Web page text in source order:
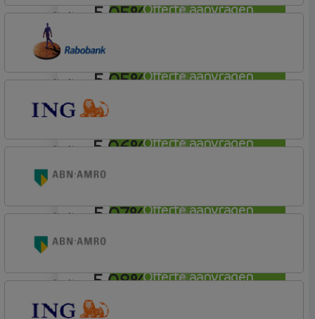
Offerte aanvragen
5,05%
Offerte aanvragen
annuiteit
5,05%
Offerte aanvragen
Nationale-Nederlanden Bank
Nationale Nederlanden
annuiteit
5,06%
Offerte aanvragen
Basisvoorwaarden (incl korting)
annuiteit
5,07%
Offerte aanvragen
Basistarief
annuiteit
5,08%
Woning (Incl. Korting)
annuiteit
Woning